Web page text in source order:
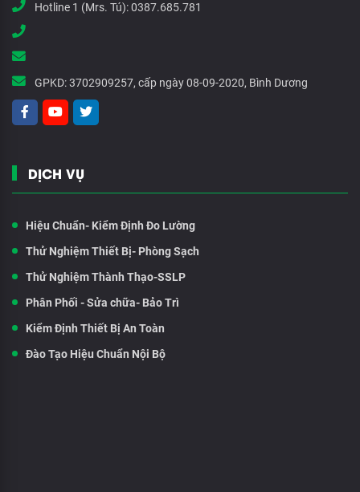
Hotline 1 (Mrs. Tú):0387.685.781
GPKD:3702909257, cấp ngày 08-09-2020, Bình Dương
DỊCH VỤ
Hiệu Chuẩn- Kiểm Định Đo Lường
Thử Nghiệm Thiết Bị- Phòng Sạch
Thử Nghiệm Thành Thạo-SSLP
Phân Phối - Sửa chữa- Bảo Trì
Kiểm Định Thiết Bị An Toàn
Đào Tạo Hiệu Chuẩn Nội Bộ